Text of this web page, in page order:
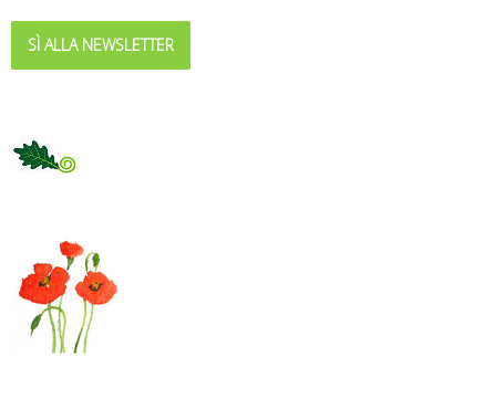
SÌ ALLA NEWSLETTER